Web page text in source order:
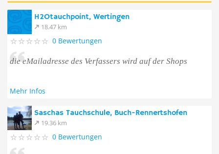
H2Otauchpoint, Wertingen
18.47 km
0 Bewertungen
die eMailadresse des Verfassers wird auf der Shops
Mehr Infos
Saschas Tauchschule, Buch-Rennertshofen
19.36 km
0 Bewertungen